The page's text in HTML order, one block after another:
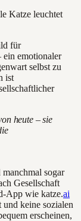
für
ein emotionaler
selbst zu
ist
heute – sie
sogar
Gesellschaft
App wie katze.ai
keine sozialen
erscheinen,